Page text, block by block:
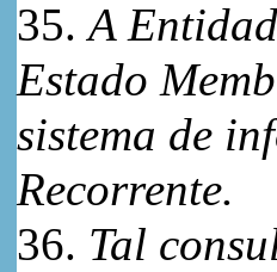
35.A
Estado
sistema de
Recorrente.
36. Tal